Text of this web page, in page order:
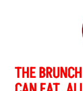
THE